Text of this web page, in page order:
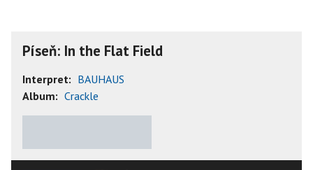
Píseň: In the Flat Field
Interpret: BAUHAUS
Album: Crackle